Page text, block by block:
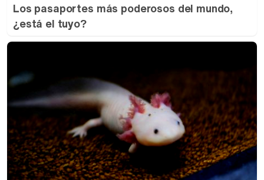
Los pasaportes más poderosos del mundo,
¿está el tuyo?